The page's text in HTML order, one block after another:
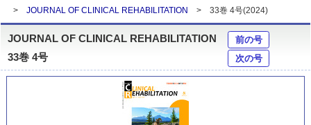
JOURNAL OF CLINICAL REHABILITATION
33巻 4号(2024)
JOURNAL OF CLINICAL REHABILITATION
33巻 4号
前の号
次の号